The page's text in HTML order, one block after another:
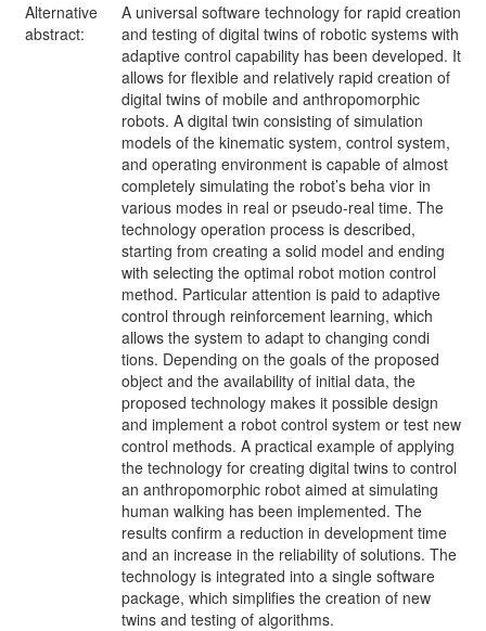
Alternative
abstract:
A universal software technology for rapid creation
and testing of digital twins of robotic systems with
adaptive control capability has been developed. It
allows for flexible and relatively rapid creation of
digital twins of mobile and anthropomorphic
robots. A digital twin consisting of simulation
models of the kinematic system, control system,
and operating environment is capable of almost
completely simulating the robot’s beha vior in
various modes in real or pseudo-real time. The
technology operation process is described,
starting from creating a solid model and ending
with selecting the optimal robot motion control
method. Particular attention is paid to adaptive
control through reinforcement learning, which
allows the system to adapt to changing condi
tions. Depending on the goals of the proposed
object and the availability of initial data, the
proposed technology makes it possible design
and implement a robot control system or test new
control methods. A practical example of applying
the technology for creating digital twins to control
an anthropomorphic robot aimed at simulating
human walking has been implemented. The
results confirm a reduction in development time
and an increase in the reliability of solutions. The
technology is integrated into a single software
package, which simplifies the creation of new
twins and testing of algorithms.